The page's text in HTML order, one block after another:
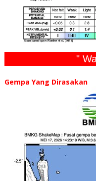
"
Gempa Yang Dirasakan